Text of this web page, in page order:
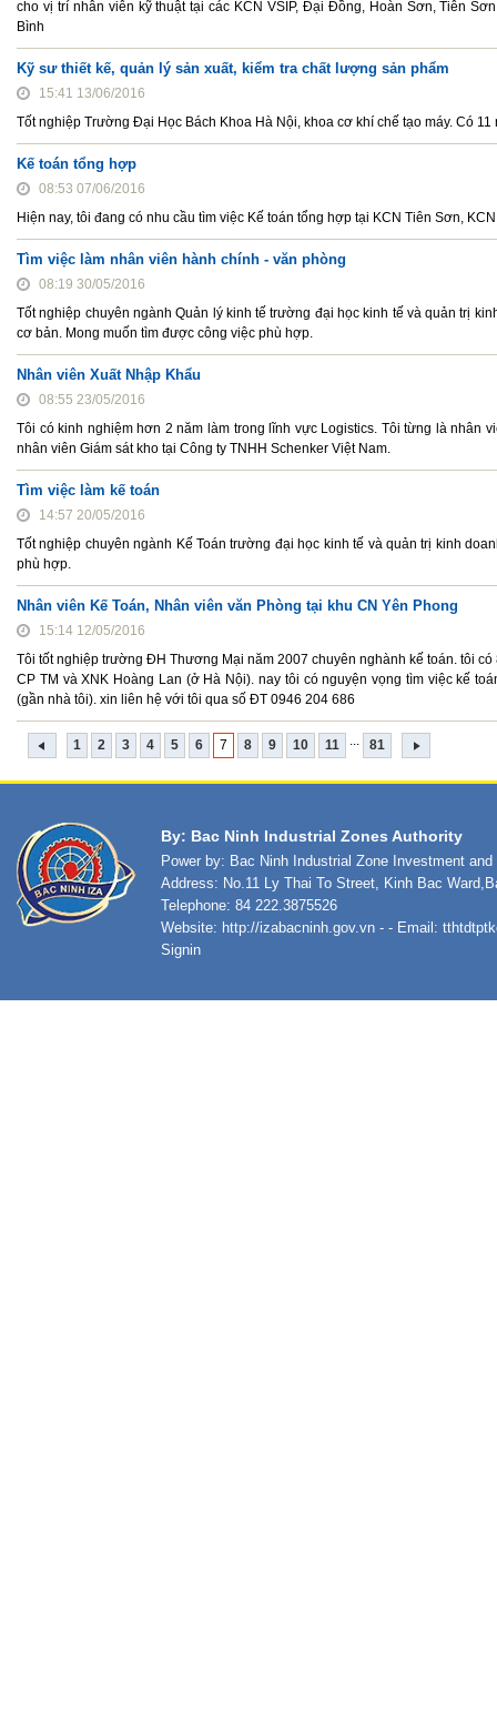
cho vị trí nhân viên kỹ thuật tại các KCN VSIP, Đại Đồng, Hoàn Sơn, Tiên
Bình
Kỹ sư thiết kế, quản lý sản xuất, kiểm tra chất lượng sản phẩm
15:41 13/06/2016
Tốt nghiệp Trường Đại Học Bách Khoa Hà Nội, khoa cơ khí chế tạo máy. Có
Kế toán tổng hợp
08:53 07/06/2016
Hiện nay, tôi đang có nhu cầu tìm việc Kế toán tổng hợp tại KCN Tiên Sơn,
Tìm việc làm nhân viên hành chính - văn phòng
08:19 30/05/2016
Tốt nghiệp chuyên ngành Quản lý kinh tế trường đại học kinh tế và quản trị
cơ bản. Mong muốn tìm được công việc phù hợp.
Nhân viên Xuất Nhập Khẩu
08:55 23/05/2016
Tôi có kinh nghiệm hơn 2 năm làm trong lĩnh vực Logistics. Tôi từng là nhân
nhân viên Giám sát kho tại Công ty TNHH Schenker Việt Nam.
Tìm việc làm kế toán
14:57 20/05/2016
Tốt nghiệp chuyên ngành Kế Toán trường đại học kinh tế và quản trị kinh
phù hợp.
Nhân viên Kế Toán, Nhân viên văn Phòng tại khu CN Yên Phong
15:14 12/05/2016
Tôi tốt nghiệp trường ĐH Thương Mại năm 2007 chuyên nghành kế toán. tôi
CP TM và XNK Hoàng Lan (ở Hà Nội). nay tôi có nguyện vọng tìm việc kế
(gần nhà tôi). xin liên hệ với tôi qua số ĐT 0946 204 686
1 2 3 4 5 6 7 8 9 10 11 ... 81
By: Bac Ninh Industrial Zones Authority
Power by: Bac Ninh Industrial Zone Investment
Address: No.11 Ly Thai To Street, Kinh Bac
Telephone: 84 222.3875526
Website: http://izabacninh.gov.vn - - Email:
Signin